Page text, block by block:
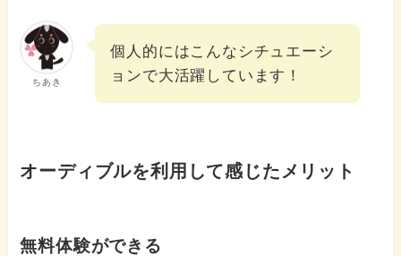
ちあき
個人的にはこんなシチュエーシ
ョンで大活躍しています！
オーディブルを利用して感じたメリット
無料体験ができる